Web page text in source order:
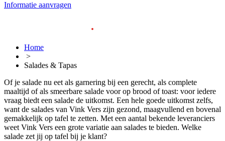
Informatie aanvragen
.
Home
>
Salades & Tapas
Of je salade nu eet als garnering bij een gerecht, als complete
maaltijd of als smeerbare salade voor op brood of toast: voor iedere
vraag biedt een salade de uitkomst. Een hele goede uitkomst zelfs,
want de salades van Vink Vers zijn gezond, maagvullend en bovenal
gemakkelijk op tafel te zetten. Met een aantal bekende leveranciers
weet Vink Vers een grote variatie aan salades te bieden. Welke
salade zet jij op tafel bij je klant?